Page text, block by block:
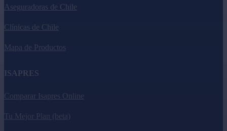
Aseguradoras de Chile
Clínicas de Chile
Mapa de Productos
ISAPRES
Comparar Isapres Online
Tu Mejor Plan (beta)